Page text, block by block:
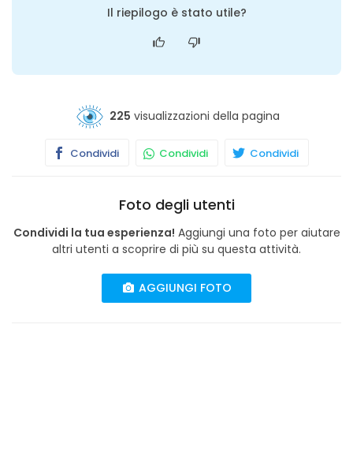
Il riepilogo è stato utile?
225 visualizzazioni della pagina
Condividi Condividi Condividi
Foto degli utenti
Condividi la tua esperienza! Aggiungi una foto per aiutare
altri utenti a scoprire di più su questa attività.
AGGIUNGI FOTO